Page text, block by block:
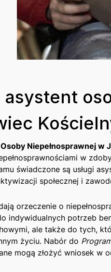
asystent
Niepełnosprawnej w
w
świadczone są usługi
społecznej i
orzeczenie o
indywidualnych potrzeb
ale także do tych,
życiu. ‍Nabór do
mogą złożyć wniosek w